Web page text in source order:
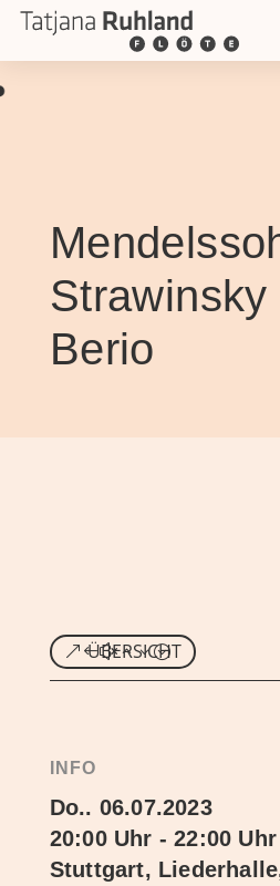
Strawinsky
Berio
ÜBERSICHT
INFO
Do.. 06.07.2023
20:00 Uhr - 22:00 Uhr
Stuttgart,